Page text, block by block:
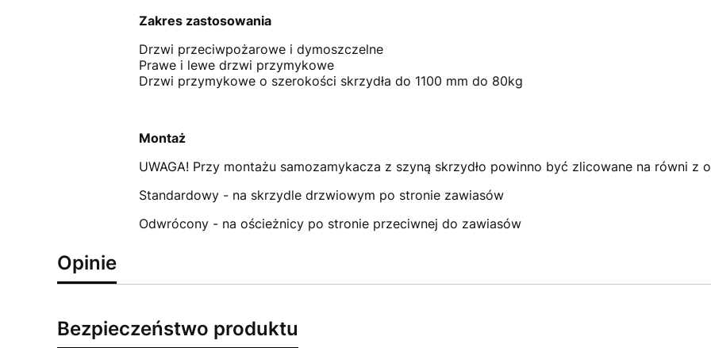
Zakres zastosowania
Drzwi przeciwpożarowe i dymoszczelne
Prawe i lewe drzwi przymykowe
Drzwi przymykowe o szerokości skrzydła do 1100 mm do 80kg
Montaż
UWAGA! Przy montażu samozamykacza z szyną skrzydło powinno być zlicowane na równi z
Standardowy - na skrzydle drzwiowym po stronie zawiasów
Odwrócony - na ościeżnicy po stronie przeciwnej do zawiasów
Opinie
Bezpieczeństwo produktu